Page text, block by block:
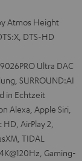
Atmos Height
DTS-HD
Ultra DAC
SURROUND:AI
in Echtzeit
Alexa, Apple Siri,
AirPlay 2,
TIDAL
Gaming-